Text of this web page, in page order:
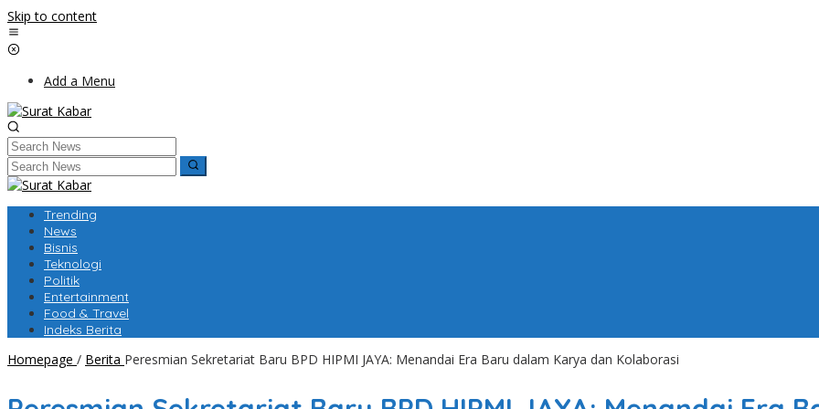
Skip to content
Add a Menu
Trending
News
Bisnis
Teknologi
Politik
Entertainment
Food & Travel
Indeks Berita
Homepage / Berita Peresmian Sekretariat Baru BPD HIPMI JAYA: Menandai Era Baru dalam Karya dan Kolaborasi